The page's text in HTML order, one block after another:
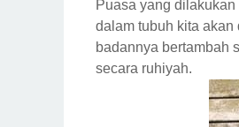
Puasa yang
dalam tubuh kita
badannya bertambah
secara ruhiyah.